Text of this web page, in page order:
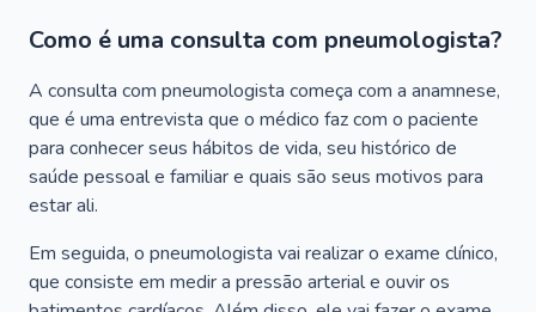
Como é uma consulta com pneumologista?
A consulta com pneumologista começa com a anamnese,
que é uma entrevista que o médico faz com o paciente
para conhecer seus hábitos de vida, seu histórico de
saúde pessoal e familiar e quais são seus motivos para
estar ali.
Em seguida, o pneumologista vai realizar o exame clínico,
que consiste em medir a pressão arterial e ouvir os